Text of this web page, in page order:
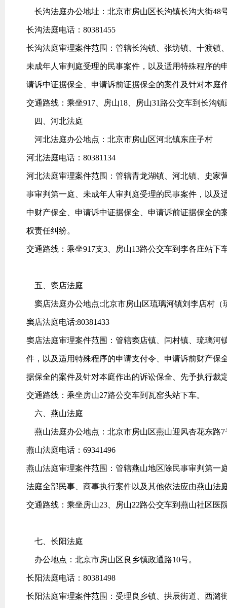
长沟法庭办公地址：北京市房山区长沟镇长沟大街48
长沟法庭电话：80381455
长沟法庭审理案件范围：管辖长沟镇、张坊镇、十渡镇
未成年人审判庭受理的民事案件，以及适用特殊程序
请诉中证据保全、申请诉前证据保全的案件及针对本庭
交通路线：乘坐917、房山18、房山31路公交车到长沟
四、河北法庭
河北法庭办公地点：北京市房山区河北镇东庄子村
河北法庭电话：80381134
河北法庭审理案件范围：管辖青龙湖镇、河北镇、史家
事审判第一庭、未成年人审判庭受理的民事案件，以及
中财产保全、申请诉中证据保全、申请诉前证据保全的
权责任纠纷。
交通路线：乘坐917支3、房山13路公交车到李各庄站下
五、窦店法庭
窦店法庭办公地点:北京市房山区琉璃河镇刘李店村（
窦店法庭电话:80381433
窦店法庭审理案件范围：管辖窦店镇、闫村镇、琉璃河
件，以及适用特殊程序的申请支付令、申请诉前财产保
据保全的案件及针对本庭作出的诉讼保全、先予执行裁
交通路线：乘坐房山27路公交车到瓦窑头站下车。
六、燕山法庭
燕山法庭办公地点：北京市房山区燕山迎风杏花东路7
燕山法庭电话：69341496
燕山法庭审理案件范围：管辖燕山地区除民事审判第一
法庭全部民事、商事执行案件以及其他依法应由燕山法
交通路线：乘坐房山23、房山22路公交车到燕山社区医
七、长阳法庭
办公地点：北京市房山区良乡镇政通路10号。
长阳法庭电话：80381498
长阳法庭审理案件范围：受理良乡镇、拱辰街道、西潞